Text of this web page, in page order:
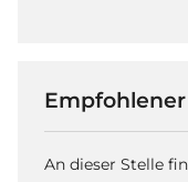
An dieser Stelle